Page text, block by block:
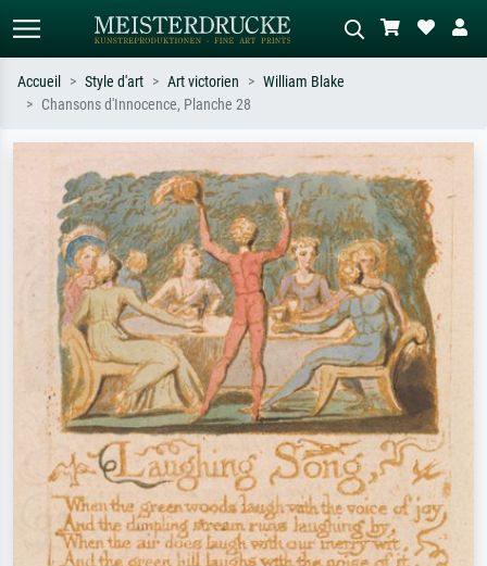
ex. Monet, Nuit étoilée,
impressionnisme, vague de Hokusai,
nu.
Décrivez la scène – ex. prairie verte,
abstrait avec beaucoup de rouge,
tableau sombre, nu debout près d'un
arbre.
Accueil Style d'art Art victorien
William Blake
Chansons d'Innocence, Planche 28